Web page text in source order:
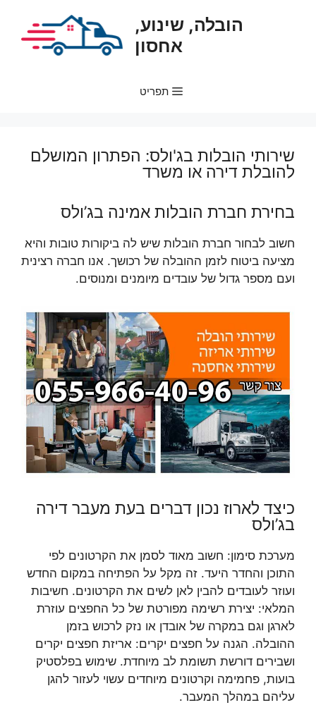
הובלה, שינוע,
אחסון
תפריט
שירותי הובלות בג'ולס: הפתרון המושלם
להובלת דירה או משרד
בחירת חברת הובלות אמינה בג’ולס
חשוב לבחור חברת הובלות שיש לה ביקורות טובות והיא
מציעה ביטוח לזמן ההובלה של רכושך. אנו חברה רצינית
ועם מספר גדול של עובדים מיומנים ומנוסים.
כיצד לארוז נכון דברים בעת מעבר דירה
בג’ולס
מערכת סימון: חשוב מאוד לסמן את הקרטונים לפי
התוכן והחדר היעד. זה מקל על הפתיחה במקום החדש
ועוזר לעובדים להבין לאן לשים את הקרטונים. חשיבות
המלאי: יצירת רשימה מפורטת של כל החפצים עוזרת
לארגן וגם במקרה של אובדן או נזק לרכוש בזמן
ההובלה. הגנה על חפצים יקרים: אריזת חפצים יקרים
ושבירים דורשת תשומת לב מיוחדת. שימוש בפלסטיק
בועות, פחמימה וקרטונים מיוחדים עשוי לעזור להגן
עליהם במהלך המעבר.